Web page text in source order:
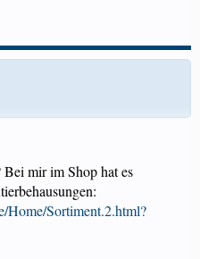
mir im Shop hat es
Home/Sortiment.2.html?